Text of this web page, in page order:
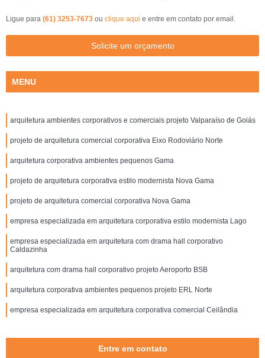
Ligue para (61) 3253-7673 ou clique aqui e entre em contato por email.
Solicite um orçamento
MENU
arquitetura ambientes corporativos e comerciais projeto Valparaíso de Goiás
projeto de arquitetura comercial corporativa Eixo Rodoviário Norte
arquitetura corporativa ambientes pequenos Gama
projeto de arquitetura corporativa estilo modernista Nova Gama
projeto de arquitetura comercial corporativa Nova Gama
empresa especializada em arquitetura corporativa estilo modernista Lago
empresa especializada em arquitetura com drama hall corporativo
Caldazinha
arquitetura com drama hall corporativo projeto Aeroporto BSB
arquitetura corporativa ambientes pequenos projeto ERL Norte
empresa especializada em arquitetura corporativa comercial Ceilândia
Entre em contato